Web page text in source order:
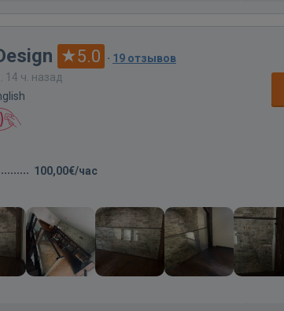
5.0 · 19 отзывов
14 ч. назад
100,00€/час